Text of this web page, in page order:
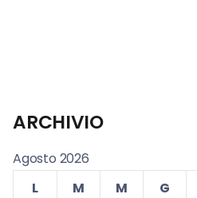
ARCHIVIO
Agosto 2026
L
M M G